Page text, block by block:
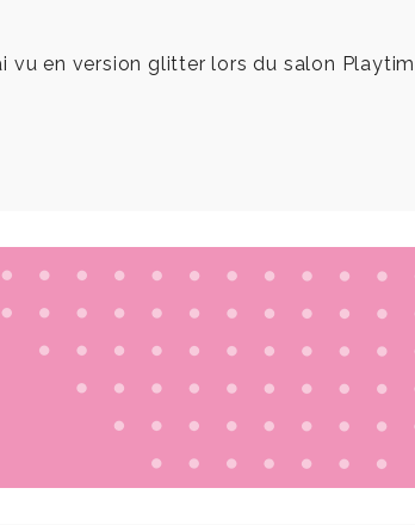
vu en version glitter lors du salon